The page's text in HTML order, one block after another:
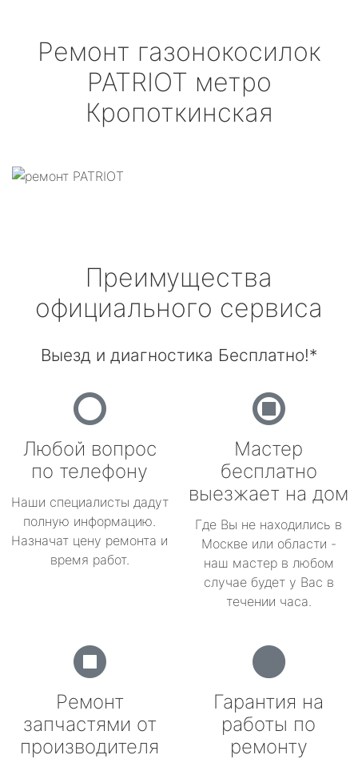
Ремонт газонокосилок
PATRIOT метро
Кропоткинская
Преимущества
официального сервиса
Выезд и диагностика Бесплатно!*
Любой вопрос
по телефону
Наши специалисты дадут
полную информацию.
Назначат цену ремонта и
время работ.
Мастер
бесплатно
выезжает на дом
Где Вы не находились в
Москве или области -
наш мастер в любом
случае будет у Вас в
течении часа.
Ремонт
запчастями от
производителя
Гарантия на
работы по
ремонту